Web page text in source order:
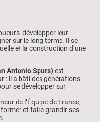
développer leur
sur le long terme. Il se
et la construction d’une
Antonio Spurs)est
: il a bâti des générations
se développer sur
de l’Équipe de France,
et faire grandir ses